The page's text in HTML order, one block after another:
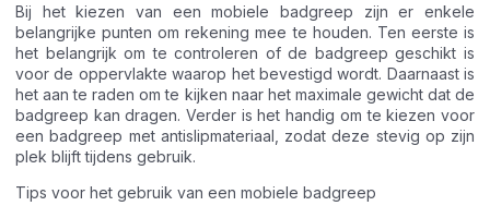
Bij het kiezen van een mobiele badgreep zijn er enkele
belangrijke punten om rekening mee te houden. Ten eerste is
het belangrijk om te controleren of de badgreep geschikt is
voor de oppervlakte waarop het bevestigd wordt. Daarnaast is
het aan te raden om te kijken naar het maximale gewicht dat de
badgreep kan dragen. Verder is het handig om te kiezen voor
een badgreep met antislipmateriaal, zodat deze stevig op zijn
plek blijft tijdens gebruik.
Tips voor het gebruik van een mobiele badgreep